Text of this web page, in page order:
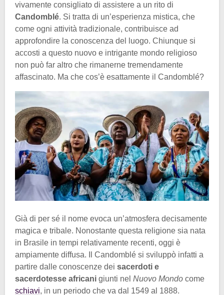
vivamente consigliato di assistere a un rito di
Candomblé. Si tratta di un’esperienza mistica, che
come ogni attività tradizionale, contribuisce ad
approfondire la conoscenza del luogo. Chiunque si
accosti a questo nuovo e intrigante mondo religioso
non può far altro che rimanerne tremendamente
affascinato. Ma che cos’è esattamente il Candomblé?
Già di per sé il nome evoca un’atmosfera decisamente
magica e tribale. Nonostante questa religione sia nata
in Brasile in tempi relativamente recenti, oggi è
ampiamente diffusa. Il Candomblé si sviluppò infatti a
partire dalle conoscenze dei sacerdoti e
sacerdotesse africani giunti nel Nuovo Mondo come
schiavi, in un periodo che va dal 1549 al 1888.